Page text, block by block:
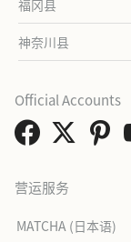
福冈县
神奈川县
营运服务
MATCHA (日本语)
Official Accounts